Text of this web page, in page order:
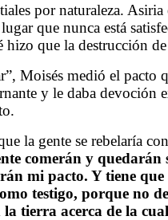
por naturaleza.
que nunca está
que la destrucción
Moisés medió el pacto
y le daba devoción
la gente se rebelaría
comerán y quedarán
mi pacto. Y tiene que
testigo, porque no
tierra acerca de la